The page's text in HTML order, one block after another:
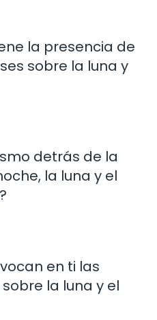
la presencia de
sobre la luna y
detrás de la
la luna y el
en ti las
la luna y el